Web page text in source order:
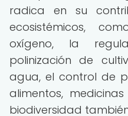
radica en su
ecosistémicos,
oxígeno, la
polinización de
agua, el control de
alimentos,
biodiversidad